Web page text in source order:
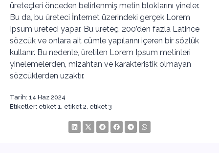
üreteçleri önceden belirlenmiş metin bloklarını yineler.
Bu da, bu üreteci İnternet üzerindeki gerçek Lorem
Ipsum üreteci yapar. Bu üreteç, 200’den fazla Latince
sözcük ve onlara ait cümle yapılarını içeren bir sözlük
kullanır. Bu nedenle, üretilen Lorem Ipsum metinleri
yinelemelerden, mizahtan ve karakteristik olmayan
sözcüklerden uzaktır.
Tarih: 14 Haz 2024
Etiketler: etiket 1, etiket 2, etiket 3